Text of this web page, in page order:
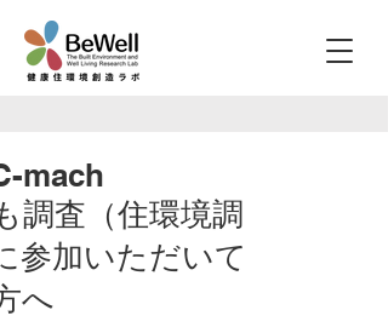
mach
調査（住環境調
参加いただいて
へ